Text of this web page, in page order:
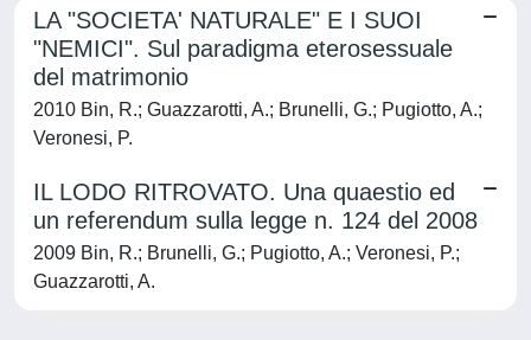
LA "SOCIETA' NATURALE" E I SUOI
"NEMICI". Sul paradigma eterosessuale
del matrimonio
2010 Bin, R.; Guazzarotti, A.; Brunelli, G.; Pugiotto, A.;
Veronesi, P.
IL LODO RITROVATO. Una quaestio ed
un referendum sulla legge n. 124 del 2008
2009 Bin, R.; Brunelli, G.; Pugiotto, A.; Veronesi, P.;
Guazzarotti, A.